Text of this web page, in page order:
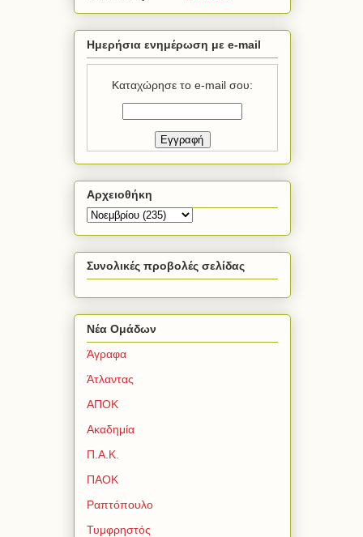
Ημερήσια ενημέρωση με e-mail
Καταχώρησε το e-mail σου:
Αρχειοθήκη
Συνολικές προβολές σελίδας
Νέα Ομάδων
Άγραφα
Άτλαντας
ΑΠΟΚ
Ακαδημία
Π.Α.Κ.
ΠΑΟΚ
Ραπτόπουλο
Τυμφρηστός